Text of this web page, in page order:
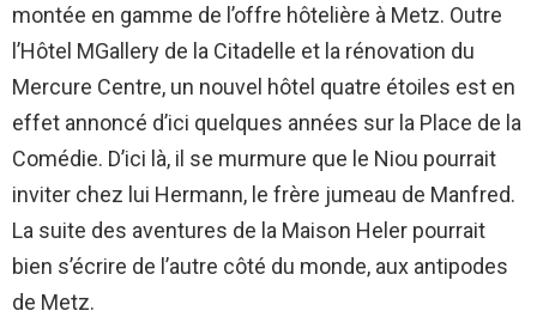
montée en gamme de l’offre hôtelière à Metz. Outre
l’Hôtel MGallery de la Citadelle et la rénovation du
Mercure Centre, un nouvel hôtel quatre étoiles est en
effet annoncé d’ici quelques années sur la Place de la
Comédie. D’ici là, il se murmure que le Niou pourrait
inviter chez lui Hermann, le frère jumeau de Manfred.
La suite des aventures de la Maison Heler pourrait
bien s’écrire de l’autre côté du monde, aux antipodes
de Metz.